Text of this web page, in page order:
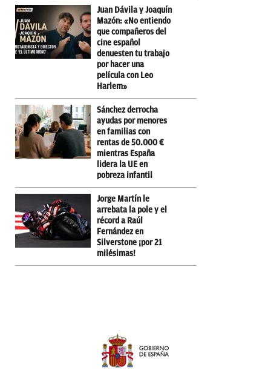
Juan Dávila y Joaquín
Mazón: «No entiendo
que compañeros del
cine español
denuesten tu trabajo
por hacer una
película con Leo
Harlem»
Sánchez derrocha
ayudas por menores
en familias con
rentas de 50.000 €
mientras España
lidera la UE en
pobreza infantil
Jorge Martín le
arrebata la pole y el
récord a Raúl
Fernández en
Silverstone ¡por 21
milésimas!